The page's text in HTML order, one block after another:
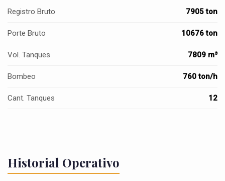
Registro Bruto 7905 ton
Porte Bruto 10676 ton
Vol. Tanques 7809 m³
Bombeo 760 ton/h
Cant. Tanques 12
Historial Operativo